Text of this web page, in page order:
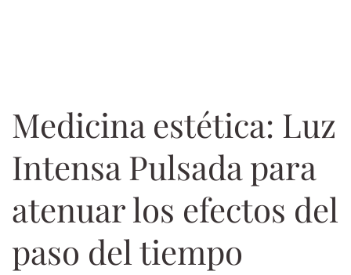
Medicina estética: Luz
Intensa Pulsada para
atenuar los efectos del
paso del tiempo